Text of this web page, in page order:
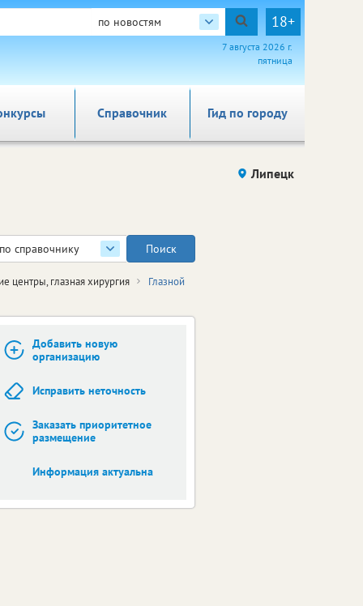
по новостям 18+
7 августа 2026 г.
пятница
Справочник Гид по городу
Липецк
по справочнику
центры, глазная хирургия Глазной
Добавить новую
организацию
Исправить неточность
Заказать приоритетное
размещение
Информация актуальна